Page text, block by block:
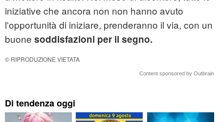
iniziative che ancora non non hanno avuto
l'opportunità di iniziare, prenderanno il via, con un
buone soddisfazioni per il segno.
© RIPRODUZIONE VIETATA
Content sponsored by Outbrain
Di tendenza oggi